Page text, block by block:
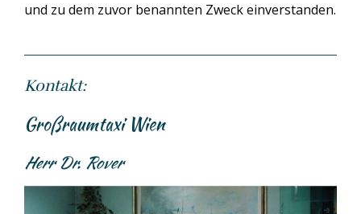
und zu dem zuvor benannten Zweck einverstanden.
Kontakt:
Großraumtaxi Wien
Herr Dr. Rover